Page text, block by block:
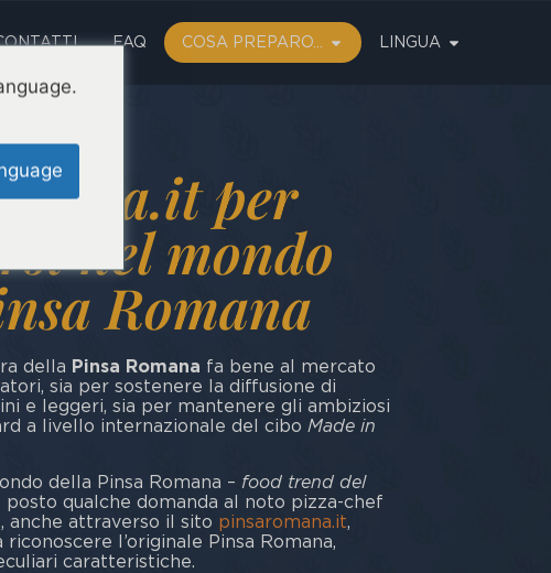
FAQ COSA PREPARO... LINGUA
per
nel mondo
Romana
della Pinsa Romana fa bene al mercato
sia per sostenere la diffusione di
e leggeri, sia per mantenere gli ambiziosi
a livello internazionale del cibo Made in
della Pinsa Romana – food trend del
posto qualche domanda al noto pizza-chef
anche attraverso il sito pinsaromana.it,
l’originale Pinsa Romana,
caratteristiche.